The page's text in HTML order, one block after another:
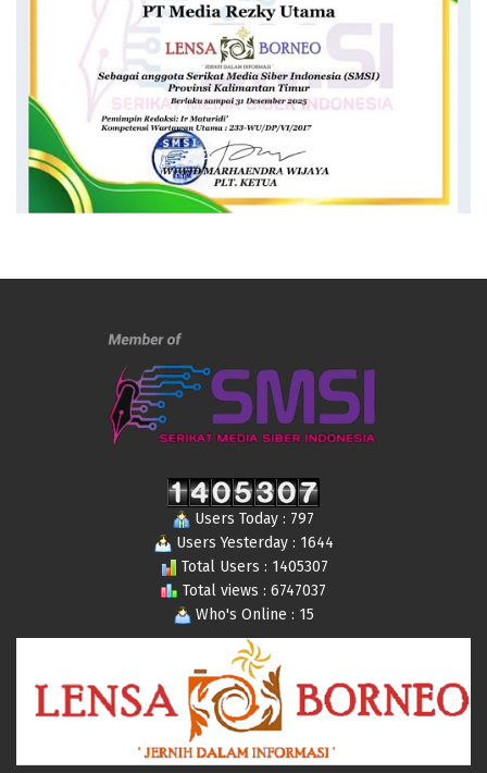
Users Today : 797
Users Yesterday : 1644
Total Users : 1405307
Total views : 6747037
Who's Online : 15